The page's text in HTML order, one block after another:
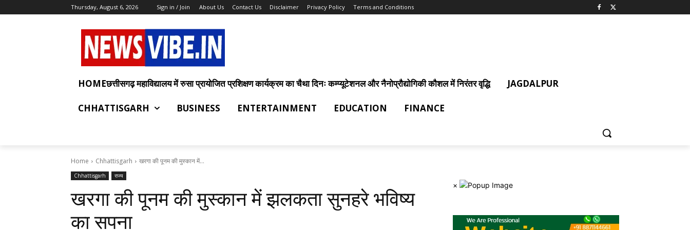
Thursday, August 6, 2026 Sign in / Join About Us Contact Us Disclaimer Privacy Policy Terms and Conditions
HOMEछत्तीसगढ़ महाविद्यालय में रुसा प्रायोजित प्रशिक्षण कार्यक्रम का चैथा दिनः कम्प्यूटेशनल और नैनोप्रौद्योगिकी कौशल में निरंतर वृद्धि JAGDALPUR
CHHATTISGARH BUSINESS ENTERTAINMENT EDUCATION FINANCE
Home Chhattisgarh खरगा की पूनम की मुस्कान में...
Chhattisgarh राज्य
खरगा की पूनम की मुस्कान में झलकता सुनहरे भविष्य
का सपना
×